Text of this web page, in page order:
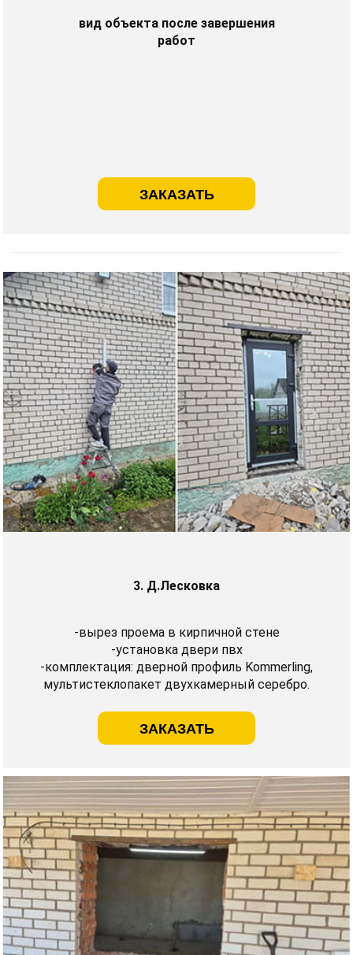
вид объекта после завершения
работ
ЗАКАЗАТЬ
3. Д.Лесковка
-вырез проема в кирпичной стене
-установка двери пвх
-комплектация: дверной профиль Kommerling,
мультистеклопакет двухкамерный серебро.
ЗАКАЗАТЬ